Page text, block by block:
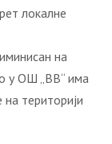
локалне
на
у ОШ „ВВ“ има
на територији